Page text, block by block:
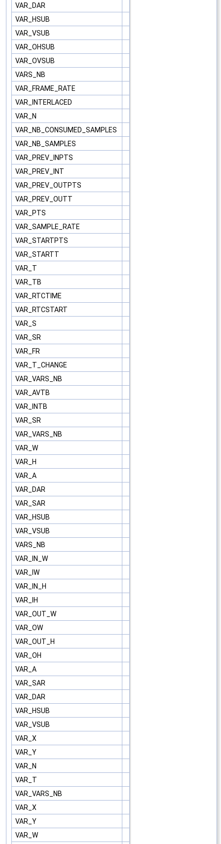
VAR_DAR
VAR_HSUB
VAR_VSUB
VAR_OHSUB
VAR_OVSUB
VARS_NB
VAR_FRAME_RATE
VAR_INTERLACED
VAR_N
VAR_NB_CONSUMED_SAMPLES
VAR_NB_SAMPLES
VAR_PREV_INPTS
VAR_PREV_INT
VAR_PREV_OUTPTS
VAR_PREV_OUTT
VAR_PTS
VAR_SAMPLE_RATE
VAR_STARTPTS
VAR_STARTT
VAR_T
VAR_TB
VAR_RTCTIME
VAR_RTCSTART
VAR_S
VAR_SR
VAR_FR
VAR_T_CHANGE
VAR_VARS_NB
VAR_AVTB
VAR_INTB
VAR_SR
VAR_VARS_NB
VAR_W
VAR_H
VAR_A
VAR_DAR
VAR_SAR
VAR_HSUB
VAR_VSUB
VARS_NB
VAR_IN_W
VAR_IW
VAR_IN_H
VAR_IH
VAR_OUT_W
VAR_OW
VAR_OUT_H
VAR_OH
VAR_A
VAR_SAR
VAR_DAR
VAR_HSUB
VAR_VSUB
VAR_X
VAR_Y
VAR_N
VAR_T
VAR_VARS_NB
VAR_X
VAR_Y
VAR_W